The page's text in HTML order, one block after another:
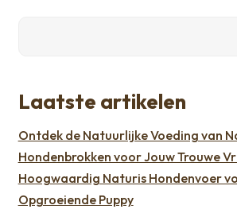
Laatste artikelen
Ontdek de Natuurlijke Voeding van
Hondenbrokken voor Jouw Trouwe
Hoogwaardig Naturis Hondenvoer
Opgroeiende Puppy